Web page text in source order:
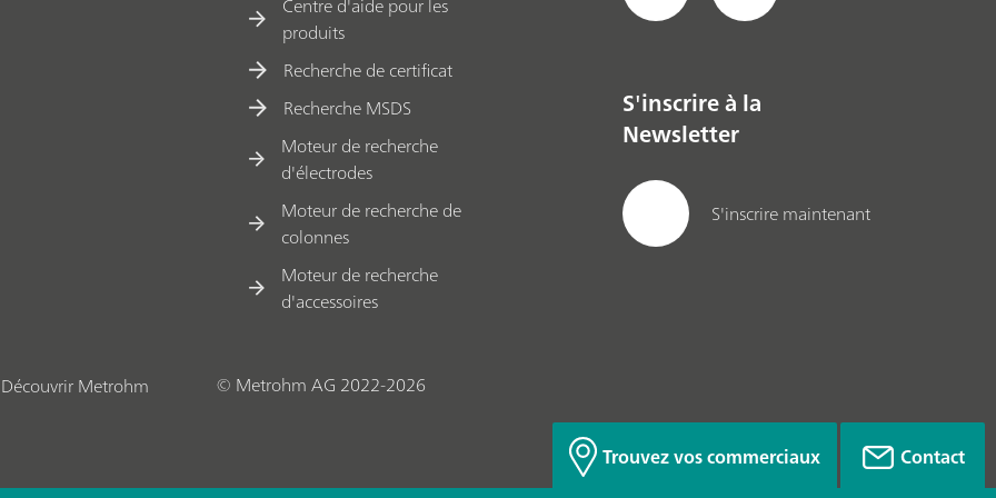
produits
Recherche de certificat
Recherche MSDS
Moteur de recherche
d'électrodes
Moteur de recherche de
colonnes
Moteur de recherche
d'accessoires
S'inscrire à la
Newsletter
S'inscrire maintenant
Découvrir Metrohm © Metrohm AG 2022-2026
Contact
Trouvez vos commerciaux